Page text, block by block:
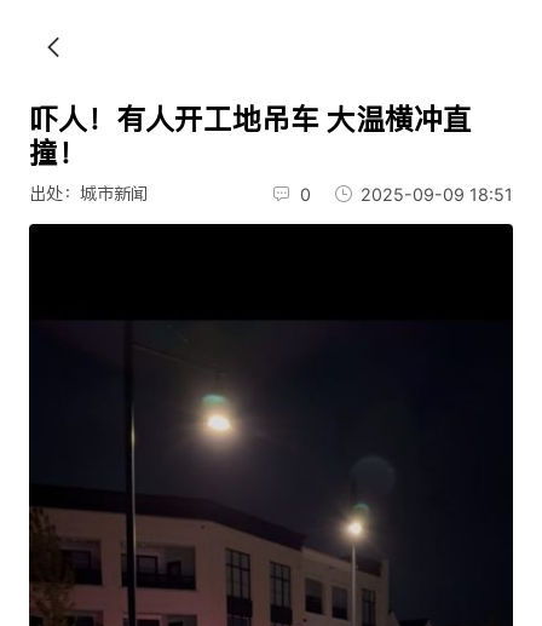
吓人！有人开工地吊车 大温横冲直
撞！
出处：城市新闻 0 2025-09-09 18:51